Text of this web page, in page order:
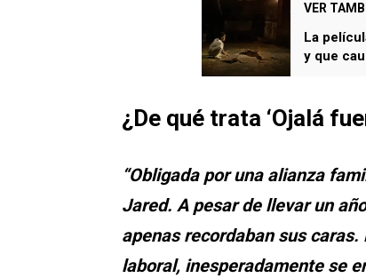
VER
La
y que
¿De qué trata ‘Ojalá
“Obligada por una alianza
Jared. A pesar de llevar un
apenas recordaban sus
laboral, inesperadamente se